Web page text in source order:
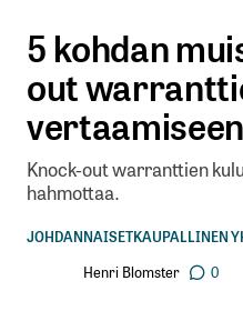
5 kohdan
out
vertaamiseen
Knock-out warranttien
hahmottaa.
JOHDANNAISETKAUPALLINEN
Henri Blomster
0